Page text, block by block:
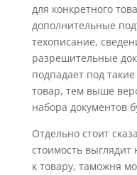
для конкретного
дополнительные
техописание,
разрешительные
подпадает под
товар, тем выше
набора документов
Отдельно стоит
стоимость
к товару, таможня